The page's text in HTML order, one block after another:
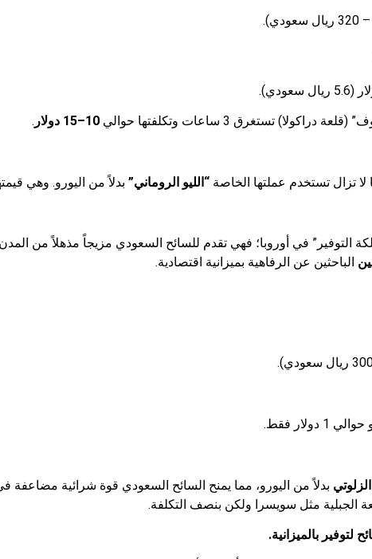
تستغرق 3 ساعات وتكلفتها حوالي 10–15 دولار .
لا تزال تستخدم عملتها الخاصة “الليو الروماني” بدلاً من اليورو. وهي
التوفير” في أوروبا؛ فهي تقدم للسائح السعودي مزيجاً مذهلاً من المدن
الباحثين عن الرفاهية بميزانية اقتصادية.
فقط.
الزلوتي بدلاً من اليورو، مما يمنح السائح السعودي قوة شرائية مضاعفة
الجبلية مثل سويسرا ولكن بنصف التكلفة.
لتوفير بالميزانية.